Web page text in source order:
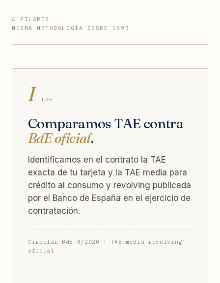
4 PILARES
MISMA METODOLOGÍA DESDE 1993
I TAE
Comparamos TAE contra
BdE oficial.
Identificamos en el contrato la TAE
exacta de tu tarjeta y la TAE media para
crédito al consumo y revolving publicada
por el Banco de España en el ejercicio de
contratación.
Circular BdE 4/2020 · TAE media revolving
oficial